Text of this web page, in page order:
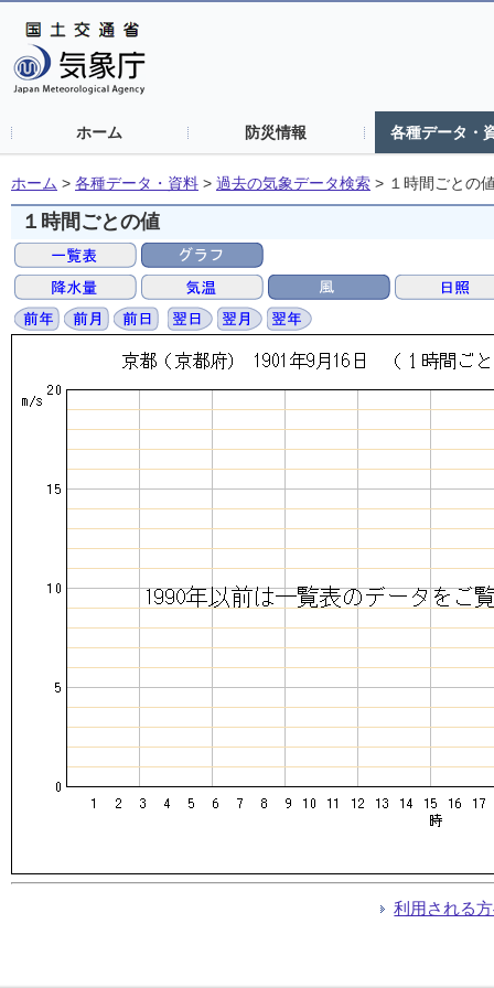
ホーム 防災情報 各種データ・
ホーム > 各種データ・資料 > 過去の気象データ検索 > １時間ごとの
１時間ごとの値
利用される